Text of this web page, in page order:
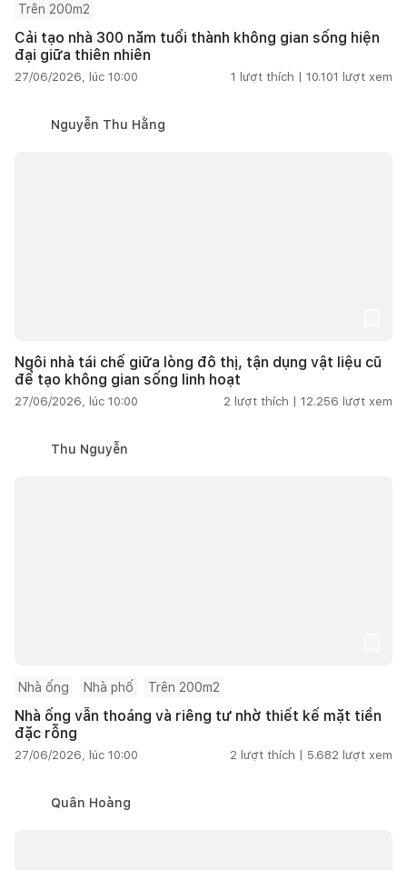
Trên 200m2
Cải tạo nhà 300 năm tuổi thành không gian sống hiện
đại giữa thiên nhiên
27/06/2026, lúc 10:00 1 lượt thích | 10.101 lượt xem
Nguyễn Thu Hằng
Ngôi nhà tái chế giữa lòng đô thị, tận dụng vật liệu cũ
để tạo không gian sống linh hoạt
27/06/2026, lúc 10:00 2 lượt thích | 12.256 lượt xem
Thu Nguyễn
Nhà ống Nhà phố Trên 200m2
Nhà ống vẫn thoáng và riêng tư nhờ thiết kế mặt tiền
đặc rỗng
27/06/2026, lúc 10:00 2 lượt thích | 5.682 lượt xem
Quân Hoàng